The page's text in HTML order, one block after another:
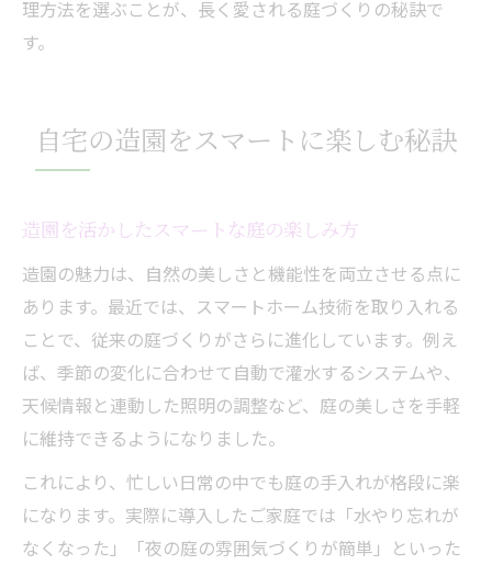
理方法を選ぶことが、長く愛される庭づくりの秘訣で
す。
自宅の造園をスマートに楽しむ秘訣
造園を活かしたスマートな庭の楽しみ方
造園の魅力は、自然の美しさと機能性を両立させる点に
あります。最近では、スマートホーム技術を取り入れる
ことで、従来の庭づくりがさらに進化しています。例え
ば、季節の変化に合わせて自動で灌水するシステムや、
天候情報と連動した照明の調整など、庭の美しさを手軽
に維持できるようになりました。
これにより、忙しい日常の中でも庭の手入れが格段に楽
になります。実際に導入したご家庭では「水やり忘れが
なくなった」「夜の庭の雰囲気づくりが簡単」といった